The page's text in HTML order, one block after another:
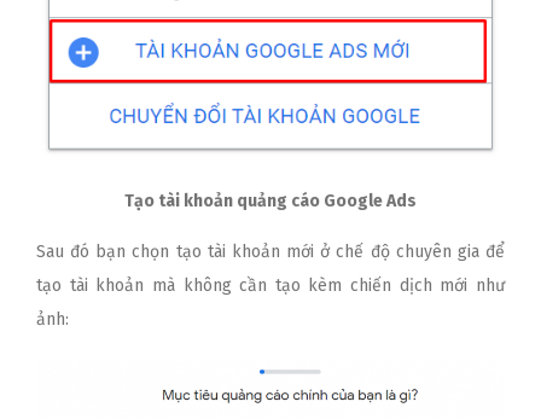
Tạo tài khoản quảng cáo Google Ads
Sau đó bạn chọn tạo tài khoản mới ở chế độ chuyên gia để
tạo tài khoản mà không cần tạo kèm chiến dịch mới như
ảnh: